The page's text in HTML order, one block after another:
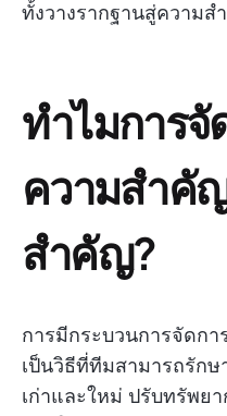
ทั้งวางรากฐานสู่ความส
ทำไมการ
ความสำคั
สำคัญ?
การมีกระบวนการจัดก
เป็นวิธีที่ทีมสามารถรัก
เก่าและใหม่ ปรับทรัพย